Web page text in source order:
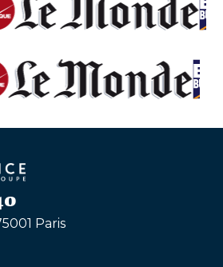
Paris